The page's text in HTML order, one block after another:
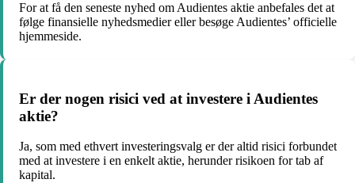
For at få den seneste nyhed om Audientes aktie anbefales det at
følge finansielle nyhedsmedier eller besøge Audientes’ officielle
hjemmeside.
Er der nogen risici ved at investere i Audientes
aktie?
Ja, som med ethvert investeringsvalg er der altid risici forbundet
med at investere i en enkelt aktie, herunder risikoen for tab af
kapital.